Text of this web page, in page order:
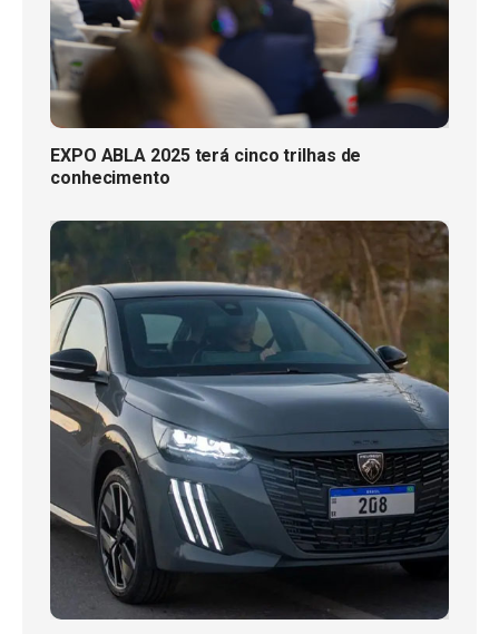
EXPO ABLA 2025 terá cinco trilhas de
conhecimento